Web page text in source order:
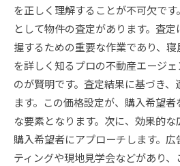
を正しく理解することが不可欠で
として物件の査定があります。査
握するための重要な作業であり、
を詳しく知るプロの不動産エージ
のが賢明です。査定結果に基づき
ます。この価格設定が、購入希望
な要素となります。次に、効果的
購入希望者にアプローチします。
ティングや現地見学会などがあり